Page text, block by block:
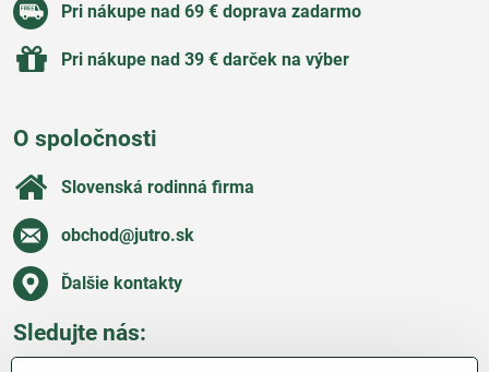
Pri nákupe nad 69 € doprava zadarmo
Pri nákupe nad 39 € darček na výber
O spoločnosti
Slovenská rodinná firma
obchod​@jutro​.sk
Ďalšie kontakty
Sledujte nás: